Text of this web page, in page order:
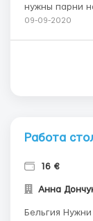
нужны парни
погрузчиком и
09-09-2020
Работа
16 €
Анна
Бельгия Нужни столяры с опытом работы (в основном